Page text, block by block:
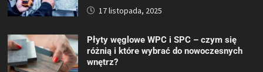
17 listopada, 2025
Płyty węglowe WPC i SPC – czym się
różnią i które wybrać do nowoczesnych
wnętrz?